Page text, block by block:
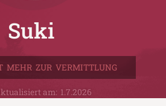
Suki
MEHR ZUR VERMITTLUNG
am: 1.7.2026